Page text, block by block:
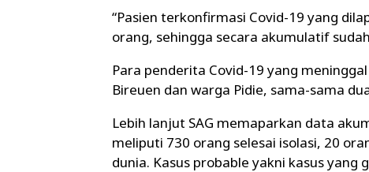
“Pasien terkonfirmasi Covid-19 yang
orang, sehingga secara akumulatif
Para penderita Covid-19 yang
Bireuen dan warga Pidie, sama-sama
Lebih lanjut SAG memaparkan data
meliputi 730 orang selesai isolasi, 20
dunia. Kasus probable yakni kasus